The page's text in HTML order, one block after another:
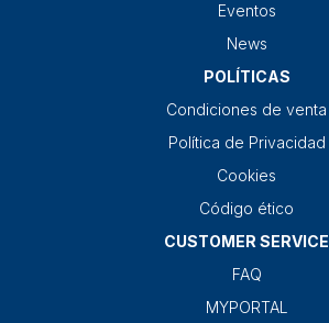
Eventos
News
POLÍTICAS
Condiciones de venta
Política de Privacidad
Cookies
Código ético
CUSTOMER SERVICE
FAQ
MYPORTAL